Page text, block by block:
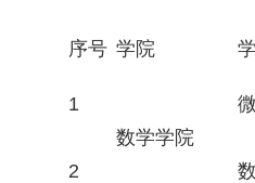
序号 学院
1
数学学院
2